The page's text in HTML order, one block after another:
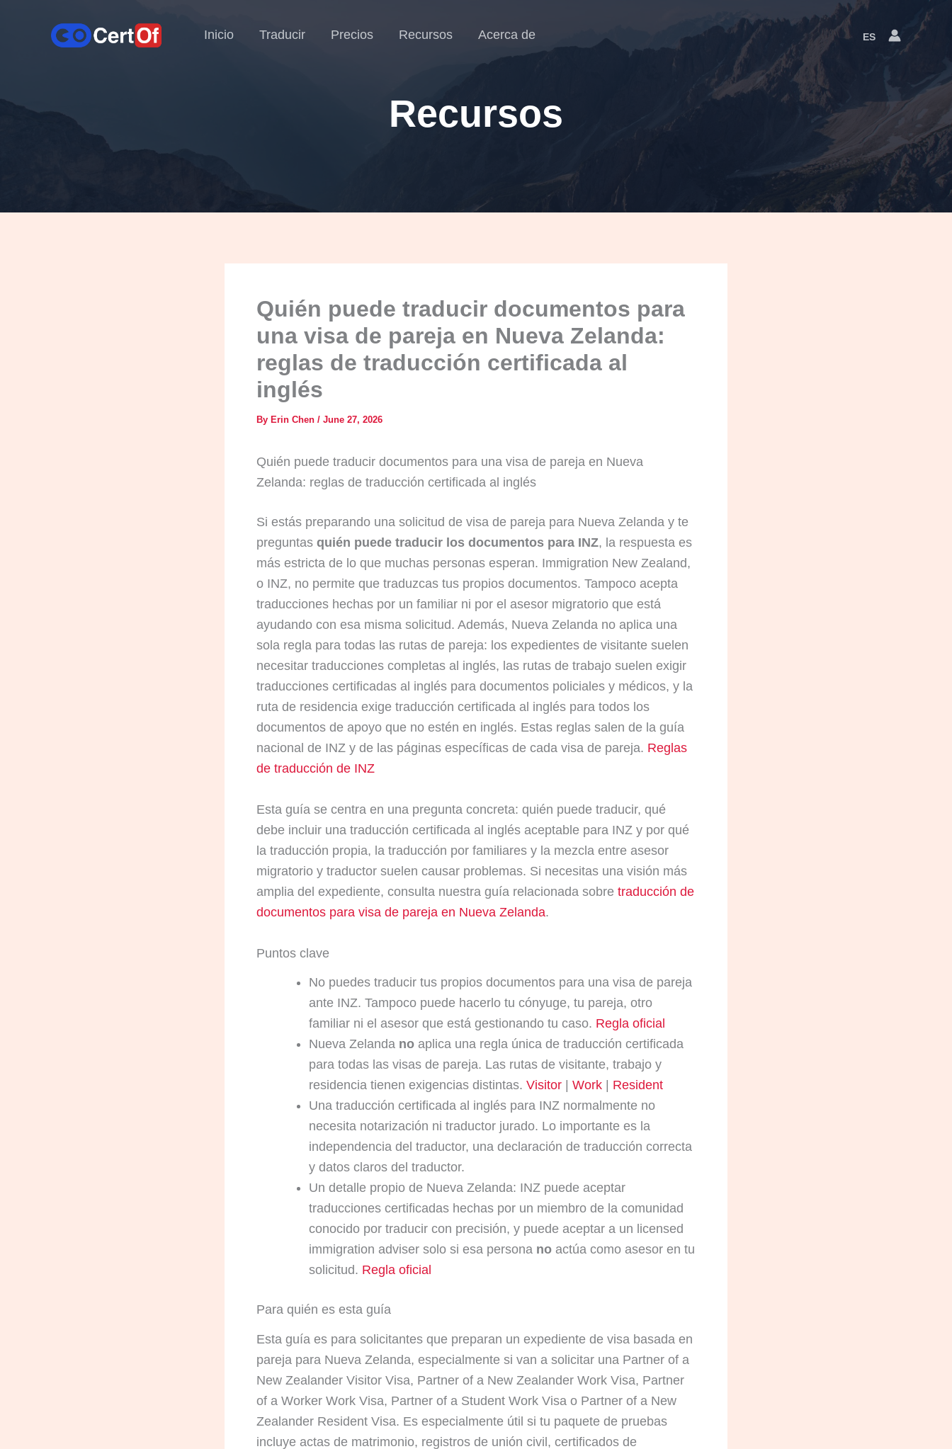
Inicio Traducir Precios Recursos Acerca de ESLanguage
Switcher
Recursos
Quién puede traducir documentos para
una visa de pareja en Nueva Zelanda:
reglas de traducción certificada al
inglés
By Erin Chen / June 27, 2026
Quién puede traducir documentos para una visa de pareja en Nueva
Zelanda: reglas de traducción certificada al inglés
Si estás preparando una solicitud de visa de pareja para Nueva Zelanda y te
preguntas quién puede traducir los documentos para INZ, la respuesta es
más estricta de lo que muchas personas esperan. Immigration New Zealand,
o INZ, no permite que traduzcas tus propios documentos. Tampoco acepta
traducciones hechas por un familiar ni por el asesor migratorio que está
ayudando con esa misma solicitud. Además, Nueva Zelanda no aplica una
sola regla para todas las rutas de pareja: los expedientes de visitante suelen
necesitar traducciones completas al inglés, las rutas de trabajo suelen exigir
traducciones certificadas al inglés para documentos policiales y médicos, y la
ruta de residencia exige traducción certificada al inglés para todos los
documentos de apoyo que no estén en inglés. Estas reglas salen de la guía
nacional de INZ y de las páginas específicas de cada visa de pareja. Reglas
de traducción de INZ
Esta guía se centra en una pregunta concreta: quién puede traducir, qué
debe incluir una traducción certificada al inglés aceptable para INZ y por qué
la traducción propia, la traducción por familiares y la mezcla entre asesor
migratorio y traductor suelen causar problemas. Si necesitas una visión más
amplia del expediente, consulta nuestra guía relacionada sobre traducción de
documentos para visa de pareja en Nueva Zelanda.
Puntos clave
No puedes traducir tus propios documentos para una visa de pareja
ante INZ. Tampoco puede hacerlo tu cónyuge, tu pareja, otro
familiar ni el asesor que está gestionando tu caso. Regla oficial
Nueva Zelanda no aplica una regla única de traducción certificada
para todas las visas de pareja. Las rutas de visitante, trabajo y
residencia tienen exigencias distintas. Visitor Work
Resident
Una traducción certificada al inglés para INZ normalmente no
necesita notarización ni traductor jurado. Lo importante es la
independencia del traductor, una declaración de traducción correcta
y datos claros del traductor.
Un detalle propio de Nueva Zelanda: INZ puede aceptar
traducciones certificadas hechas por un miembro de la comunidad
conocido por traducir con precisión, y puede aceptar a un licensed
immigration adviser solo si esa persona no actúa como asesor en tu
solicitud. Regla oficial
Para quién es esta guía
Esta guía es para solicitantes que preparan un expediente de visa basada en
pareja para Nueva Zelanda, especialmente si van a solicitar una Partner of a
New Zealander Visitor Visa, Partner of a New Zealander Work Visa, Partner
of a Worker Work Visa, Partner of a Student Work Visa o Partner of a New
Zealander Resident Visa. Es especialmente útil si tu paquete de pruebas
incluye actas de matrimonio, registros de unión civil, certificados de